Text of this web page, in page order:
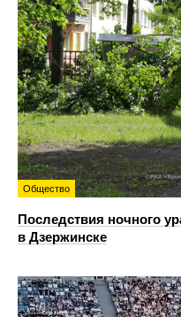
Общество
Последствия ночного
в Дзержинске